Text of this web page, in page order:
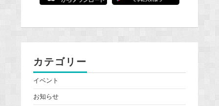
カテゴリー
イベント
お知らせ